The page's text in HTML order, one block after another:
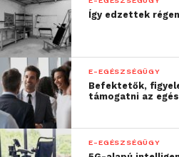
Így edzettek
E-EGÉSZSÉGÜGY
Befektetők,
támogatni az
E-EGÉSZSÉGÜGY